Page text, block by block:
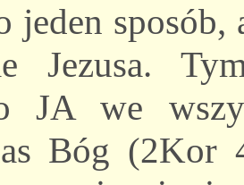
jeden sposób,
Jezusa.
JA we
Bóg (2Kor